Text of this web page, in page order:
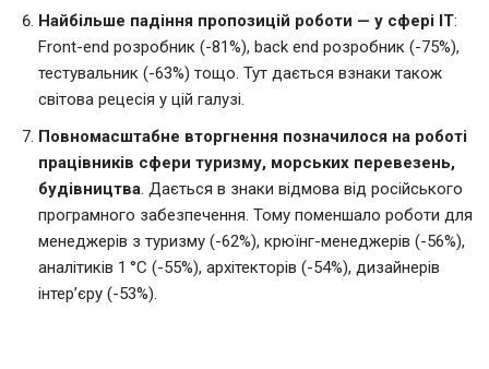
Найбільше падіння пропозицій роботи — у сфері IT:
Front-end розробник (-81%), back end розробник (-75%),
тестувальник (-63%) тощо. Тут дається взнаки також
світова рецесія у цій галузі.
Повномасштабне вторгнення позначилося на роботі
працівників сфери туризму, морських перевезень,
будівництва. Дається в знаки відмова від російського
програмного забезпечення. Тому поменшало роботи для
менеджерів з туризму (-62%), крюїнг-менеджерів (-56%),
аналітиків 1 °C (-55%), архітекторів (-54%), дизайнерів
інтер’єру (-53%).